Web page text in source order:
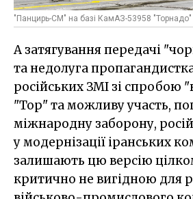
"Панцирь-СМ" на базі КамАЗ-53958 "Торнадо"
А затягування передачі
та недолуга
російських ЗМІ зі спробою
"Тор" та можливу участь,
міжнародну заборону,
у модернізації іранських
залишають цю версію
критично не вигідною для